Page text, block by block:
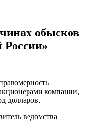
обысков
России»
компании,
долларов.
ведомства